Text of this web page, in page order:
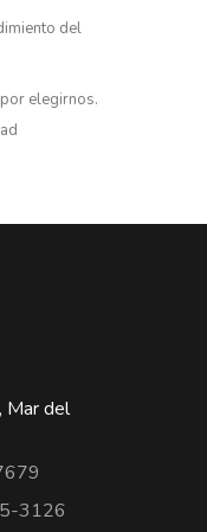
del
elegirnos.
Mar del
3126